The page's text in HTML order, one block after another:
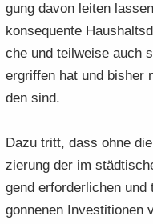
gung davon lei­ten
kon­se­quen­te
che und teil­wei­se auch
er­grif­fen hat und bis­her
den sind.
Dazu tritt, dass ohne
zie­rung der im
gend er­for­der­li­chen
gon­ne­nen In­ves­ti­tio­nen